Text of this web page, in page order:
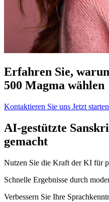
Erfahren Sie,
500 Magma wählen
Kontaktieren Sie uns Jetzt starten
AI-gestützte
gemacht
Nutzen Sie die Kraft der KI für
Schnelle Ergebnisse durch
Verbessern Sie Ihre